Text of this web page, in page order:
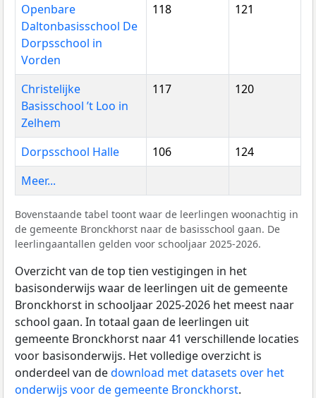
Openbare
Daltonbasisschool De
Dorpsschool in
Vorden
118 121
Christelijke
Basisschool ’t Loo in
Zelhem
117 120
Dorpsschool Halle 106
124
Meer...
Bovenstaande tabel toont waar de leerlingen woonachtig in
de gemeente Bronckhorst naar de basisschool gaan. De
leerlingaantallen gelden voor schooljaar 2025-2026.
Overzicht van de top tien vestigingen in het
basisonderwijs waar de leerlingen uit de gemeente
Bronckhorst in schooljaar 2025-2026 het meest naar
school gaan. In totaal gaan de leerlingen uit
gemeente Bronckhorst naar 41 verschillende locaties
voor basisonderwijs. Het volledige overzicht is
onderdeel van dedownload met datasets over het
onderwijs voor de gemeente Bronckhorst.